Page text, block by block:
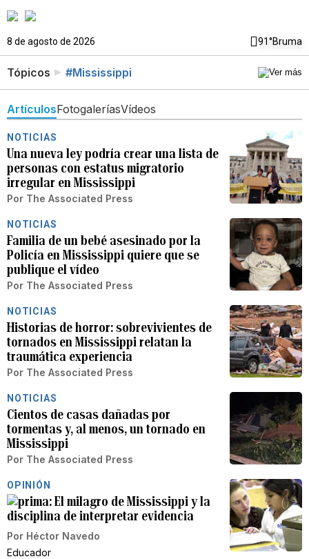
8 de agosto de 2026 91°Bruma
Tópicos #Mississippi
ArtículosFotogaleríasVídeos
NOTICIAS
Una nueva ley podría crear una lista de
personas con estatus migratorio
irregular en Mississippi
Por The Associated Press
NOTICIAS
Familia de un bebé asesinado por la
Policía en Mississippi quiere que se
publique el vídeo
Por The Associated Press
NOTICIAS
Historias de horror: sobrevivientes de
tornados en Mississippi relatan la
traumática experiencia
Por The Associated Press
NOTICIAS
Cientos de casas dañadas por
tormentas y, al menos, un tornado en
Mississippi
Por The Associated Press
OPINIÓN
El milagro de Mississippi y la
disciplina de interpretar evidencia
Por Héctor Navedo
Educador